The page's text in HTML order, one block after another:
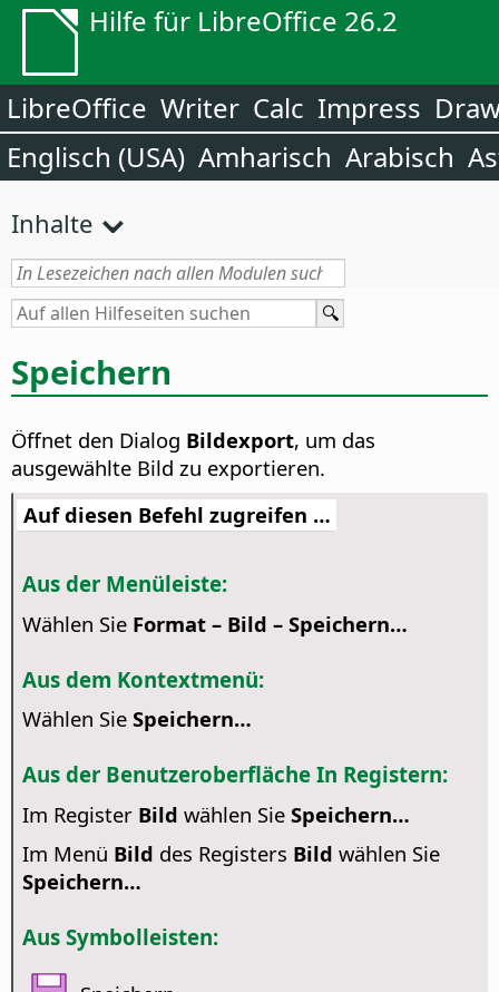
Hilfe für LibreOffice 26.2
LibreOffice Writer Calc Impress
Englisch (USA) Amharisch Arabisch
Inhalte
Speichern
Öffnet den Dialog Bildexport, um das
ausgewählte Bild zu exportieren.
Auf diesen Befehl zugreifen …
Aus der Menüleiste:
Wählen Sie Format – Bild – Speichern…
Aus dem Kontextmenü:
Wählen Sie Speichern…
Aus der Benutzeroberfläche In Registern:
Im Register Bild wählen Sie Speichern…
Im Menü Bild des Registers Bild wählen Sie
Speichern…
Aus Symbolleisten: